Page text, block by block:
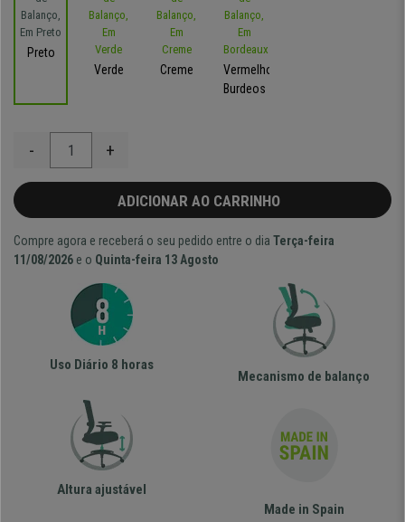
Preto
Verde
Creme
Vermelho-
Burdeos
- +
ADICIONAR AO CARRINHO
Compre agora e receberá o seu pedido entre o dia Terça-feira
11/08/2026 e o Quinta-feira 13 Agosto
Uso Diário 8 horas
Mecanismo de balanço
Altura ajustável
Made in Spain